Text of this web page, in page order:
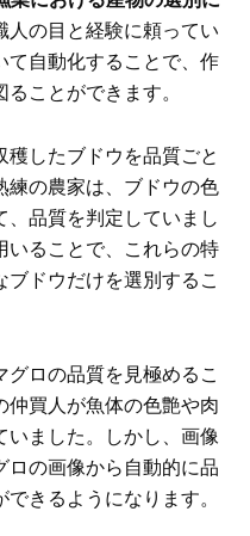
人の目と経験に頼ってい
て自動化することで、作
ことができます。
したブドウを品質ごと
練の農家は、ブドウの色
品質を判定していまし
いることで、これらの特
ドウだけを選別するこ
ロの品質を見極めるこ
仲買人が魚体の色艶や肉
いました。しかし、画像
の画像から自動的に品
きるようになります。